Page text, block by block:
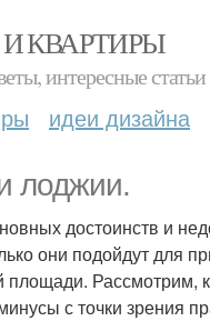
КВАРТИРЫ
интересные статьи
идеи дизайна
лоджии.
достоинств и
они подойдут для
Рассмотрим,
с точки зрения